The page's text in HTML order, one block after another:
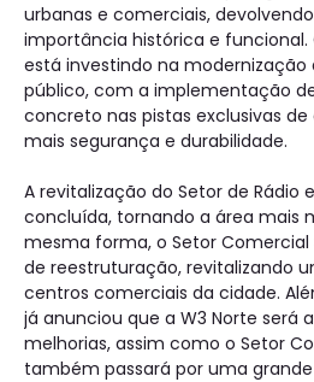
urbanas e comerciais,
importância histórica e
está investindo na modernização
público, com a implementação
concreto nas pistas exclusivas
mais segurança e durabilidade.
A revitalização do Setor de Rádio
concluída, tornando a área mais
mesma forma, o Setor
de reestruturação, revitalizando
centros comerciais da cidade.
já anunciou que a W3 Norte será
melhorias, assim como o Setor
também passará por uma